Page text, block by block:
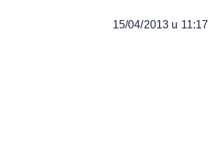
15/04/2013 u 11:17